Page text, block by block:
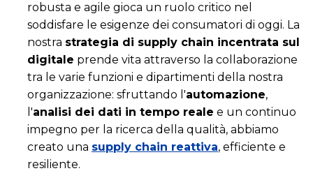
robusta e agile gioca un ruolo critico nel
soddisfare le esigenze dei consumatori di oggi. La
nostra strategia di supply chain incentrata sul
digitale prende vita attraverso la collaborazione
tra le varie funzioni e dipartimenti della nostra
organizzazione: sfruttando l'automazione,
l'analisi dei dati in tempo reale e un continuo
impegno per la ricerca della qualità, abbiamo
creato una supply chain reattiva, efficiente e
resiliente.